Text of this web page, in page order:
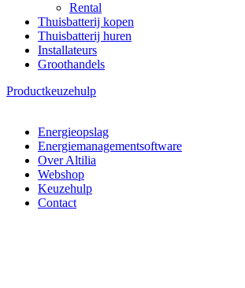
Rental
Thuisbatterij kopen
Thuisbatterij huren
Installateurs
Groothandels
Productkeuzehulp
Energieopslag
Energiemanagementsoftware
Over Altilia
Webshop
Keuzehulp
Contact